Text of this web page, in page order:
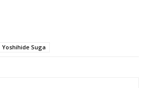
Yoshihide Suga